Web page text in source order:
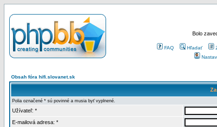
Bolo
FAQ Hľadať
Obsah fóra hifi.slovanet.sk
Polia označené * sú povinné a musia byť vyplnené.
Užívateľ: *
E-mailová adresa: *